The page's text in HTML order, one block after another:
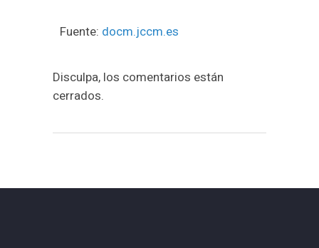
Fuente: docm.jccm.es
Disculpa, los comentarios están
cerrados.